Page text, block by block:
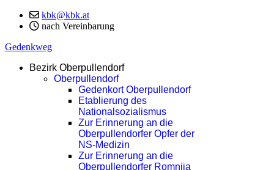
kbk@kbk.at
nach Vereinbarung
Gedenkweg
Bezirk Oberpullendorf
Oberpullendorf
Gedenkort Oberpullendorf
Etablierung des
Nationalsozialismus
Zur Erinnerung an die
Oberpullendorfer Opfer der
NS-Medizin
Zur Erinnerung an die
Oberpullendorfer Romnija